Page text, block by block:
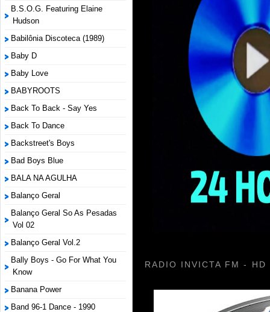
B.S.O.G. Featuring Elaine
Hudson
Babilônia Discoteca (1989)
Baby D
Baby Love
BABYROOTS
Back To Back - Say Yes
Back To Dance
Backstreet's Boys
Bad Boys Blue
BALA NA AGULHA
Balanço Geral
Balanço Geral So As Pesadas
Vol 02
Balanço Geral Vol.2
Bally Boys - Go For What You
Know
Banana Power
Band 96-1 Dance - 1990
RADIO INVICTA FM - HD